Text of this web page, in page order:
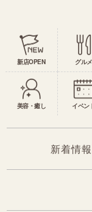
新店OPEN グルメ
美容・癒し イベン
新着情報